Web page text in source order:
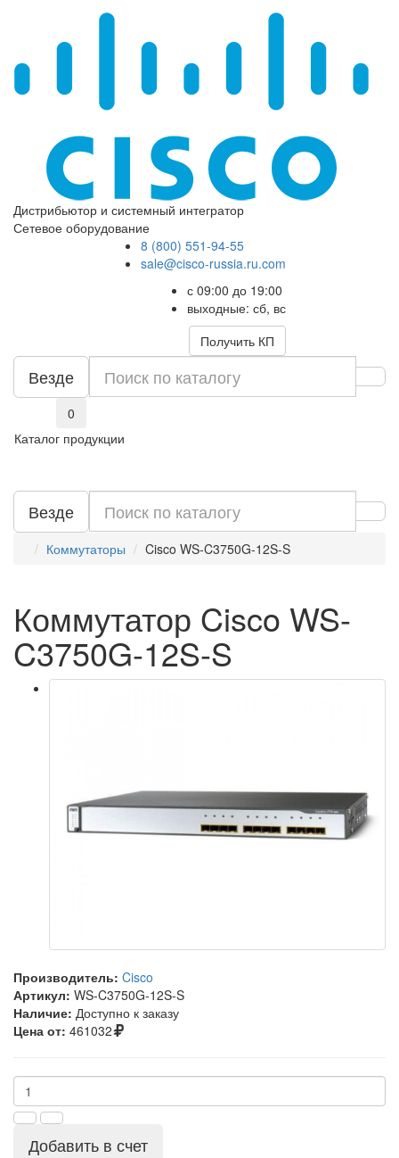
Дистрибьютор и системный интегратор
Сетевое оборудование
8 (800) 551-94-55
sale@cisco-russia.ru.com
с 09:00 до 19:00
выходные: сб, вс
Получить КП
Везде
0
Каталог продукции
Везде
Коммутаторы Cisco WS-C3750G-12S-S
Коммутатор Cisco WS-
C3750G-12S-S
Производитель: Cisco
Артикул: WS-C3750G-12S-S
Наличие: Доступно к заказу
Цена от: 461032
Добавить в счет